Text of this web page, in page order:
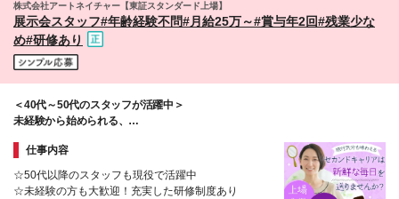
県廿日市市下平良2-2-1 ・ゆめシティ下関店 山口県
下関市伊倉新町3-1-1 ※変更の範囲：上記を除く当社
株式会社アートネイチャー【東証スタンダード上場】
展示会スタッフ#年齢経験不問#月給25万～#賞与年2回#残業少な
め#研修あり
＜40代～50代のスタッフが活躍中＞
未経験から始められる、
仕事内容
☆50代以降のスタッフも現役で活躍中
☆未経験の方も大歓迎！充実した研修制度あり